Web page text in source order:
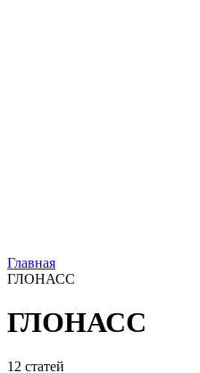
Главная
ГЛОНАСС
ГЛОНАСС
12 статей